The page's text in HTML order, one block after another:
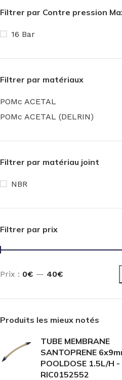
Filtrer par Contre pression
16 Bar
Filtrer par matériaux
POMc ACETAL
POMc ACETAL (DELRIN)
Filtrer par matériau joint
NBR
Filtrer par prix
Prix : 0€ — 40€
Produits les mieux notés
TUBE MEMBRANE
SANTOPRENE
POOLDOSE 1.5L/H -
RIC0152552